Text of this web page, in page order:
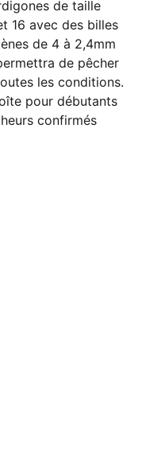
de taille
16 avec des billes
de 4 à 2,4mm
de pêcher
les conditions.
pour débutants
confirmés